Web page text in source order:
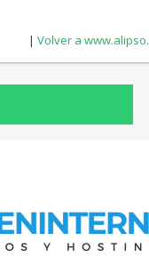
| Volver a